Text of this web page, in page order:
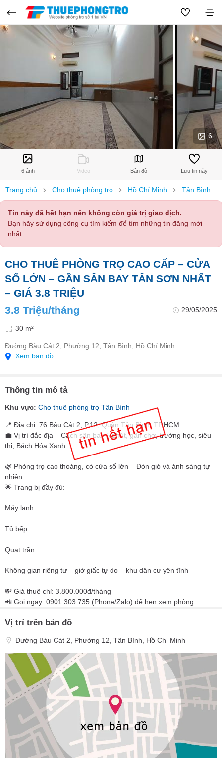
6
6 ảnh Video Bản đồ Lưu tin này
Trang chủ Cho thuê phòng trọ Hồ Chí Minh Tân Bình
Tin này đã hết hạn nên không còn giá trị giao dịch.
Bạn hãy sử dụng công cụ tìm kiếm để tìm những tin đăng mới
nhất.
CHO THUÊ PHÒNG TRỌ CAO CẤP – CỬA
SỔ LỚN – GẦN SÂN BAY TÂN SƠN NHẤT
– GIÁ 3.8 TRIỆU
3.8 Triệu/tháng
29/05/2025
30 m²
Đường Bàu Cát 2, Phường 12, Tân Bình, Hồ Chí Minh
Xem bản đồ
Thông tin mô tả
Khu vực: Cho thuê phòng trọ Tân Bình
📍 Địa chỉ: 76 Bàu Cát 2, P.12, Quận Tân Bình, TP.HCM
💼 Vị trí đắc địa – Cách sân bay 5 phút, gần chợ, trường học, siêu
thị, Bách Hóa Xanh
🌿 Phòng trọ cao thoáng, có cửa sổ lớn – Đón gió và ánh sáng tự
nhiên
🌟 Trang bị đầy đủ:
Máy lạnh
Tủ bếp
Quạt trần
Không gian riêng tư – giờ giấc tự do – khu dân cư yên tĩnh
💸 Giá thuê chỉ: 3.800.000đ/tháng
📲 Gọi ngay: 0901.303.735 (Phone/Zalo) để hẹn xem phòng
Vị trí trên bản đồ
Đường Bàu Cát 2, Phường 12, Tân Bình, Hồ Chí Minh